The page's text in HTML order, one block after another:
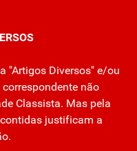
"Artigos Diversos" e/ou
não
Classista. Mas pela
justificam a